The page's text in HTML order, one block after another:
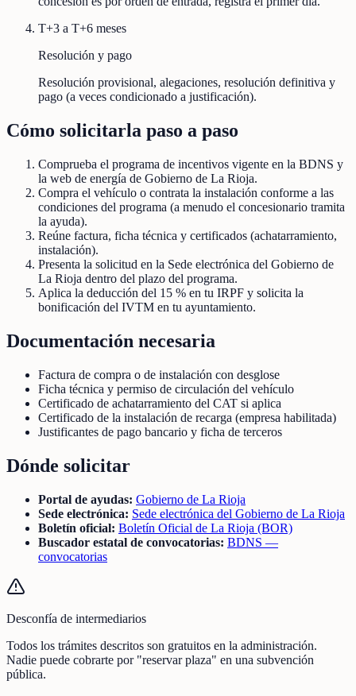
T+3 a T+6 meses
Resolución y pago
Resolución provisional, alegaciones, resolución definitiva y
pago (a veces condicionado a justificación).
Cómo solicitarla paso a paso
Comprueba el programa de incentivos vigente en la BDNS y
la web de energía de Gobierno de La Rioja.
Compra el vehículo o contrata la instalación conforme a las
condiciones del programa (a menudo el concesionario tramita
la ayuda).
Reúne factura, ficha técnica y certificados (achatarramiento,
instalación).
Presenta la solicitud en la Sede electrónica del Gobierno de
La Rioja dentro del plazo del programa.
Aplica la deducción del 15 % en tu IRPF y solicita la
bonificación del IVTM en tu ayuntamiento.
Documentación necesaria
Factura de compra o de instalación con desglose
Ficha técnica y permiso de circulación del vehículo
Certificado de achatarramiento del CAT si aplica
Certificado de la instalación de recarga (empresa habilitada)
Justificantes de pago bancario y ficha de terceros
Dónde solicitar
Portal de ayudas: Gobierno de La Rioja
Sede electrónica: Sede electrónica del Gobierno de La Rioja
Boletín oficial: Boletín Oficial de La Rioja (BOR)
Buscador estatal de convocatorias: BDNS —
convocatorias
Desconfía de intermediarios
Todos los trámites descritos son gratuitos en la administración.
Nadie puede cobrarte por "reservar plaza" en una subvención
pública.